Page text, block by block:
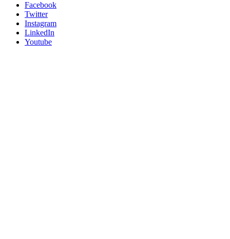
Facebook
Twitter
Instagram
LinkedIn
Youtube